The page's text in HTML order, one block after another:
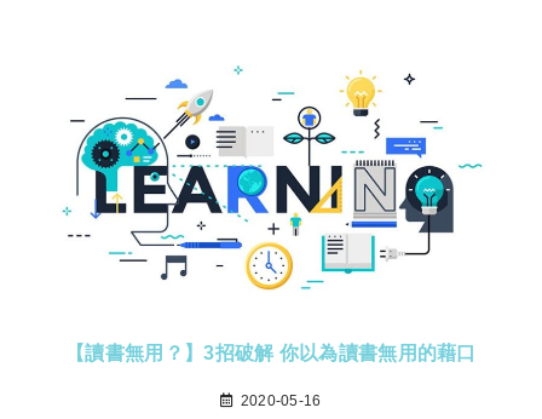
【讀書無用？】3招破解 你以為讀書無用的藉口
2020-05-16